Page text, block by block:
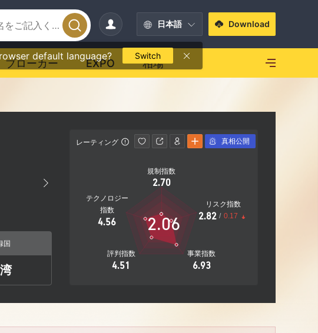
日本語
default language? Switch
Download
ブローカー EXPO 相場
国
レーティング
規制指数
2.70
テクノロジー
指数
4.56
評判指数
4.51
事業指数
6.93
リスク指数
2.82 / 0.17
2.06
真相公開